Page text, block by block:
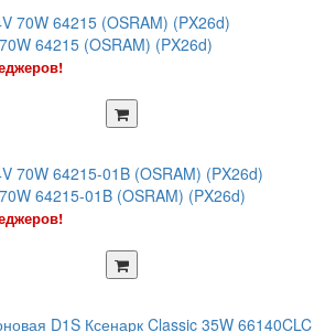
64215 (OSRAM) (PX26d)
64215-01B (OSRAM) (PX26d)